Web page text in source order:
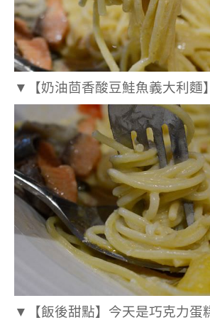
▼ 【奶油茴香酸豆鮭魚義大利麵】
▼
【飯後甜點】今天是巧克力蛋